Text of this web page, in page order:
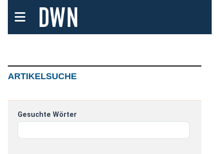
ARTIKELSUCHE
Gesuchte Wörter